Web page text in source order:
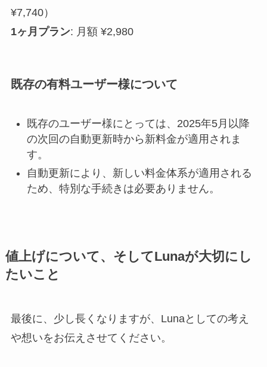
¥7,740）
1ヶ月プラン: 月額 ¥2,980
既存の有料ユーザー様について
既存のユーザー様にとっては、2025年5月以降
の次回の自動更新時から新料金が適用されま
す。
自動更新により、新しい料金体系が適用される
ため、特別な手続きは必要ありません。
値上げについて、そしてLunaが大切にし
たいこと
最後に、少し長くなりますが、Lunaとしての考え
や想いをお伝えさせてください。